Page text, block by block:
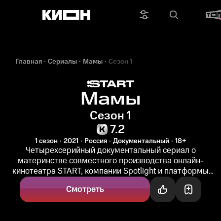
Главная Сериалы Мамы Сезон 1
Мамы
Сезон 1
7.2
1 сезон 2021 Россия Документальный 18+
Четырехсерийный документальный сериал о
материнстве совместного производства онлайн-
кинотеатра START, компании Spotlight и платформы
Nonfiction. Команда проекта, который...
Смотреть